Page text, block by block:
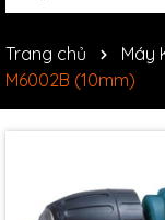
Trang chủ Máy
M6002B (10mm)